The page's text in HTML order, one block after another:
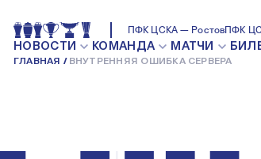
ПФК ЦСКА — РостовПФК
НОВОСТИ КОМАНДА МАТЧИ
ГЛАВНАЯ ВНУТРЕННЯЯ ОШИБКА СЕРВЕРА